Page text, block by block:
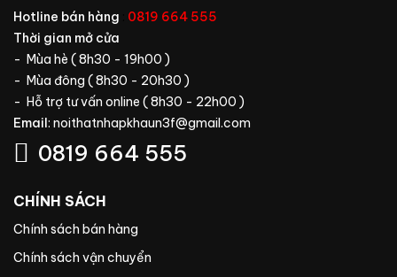
Hotline bán hàng
0819 664 555
Thời gian mở cửa
- Mùa hè ( 8h30 - 19h00 )
- Mùa đông ( 8h30 - 20h30 )
- Hỗ trợ tư vấn online ( 8h30 - 22h00 )
Email: noithatnhapkhaun3f@gmail.com
0819 664 555
CHÍNH SÁCH
Chính sách bán hàng
Chính sách vận chuyển